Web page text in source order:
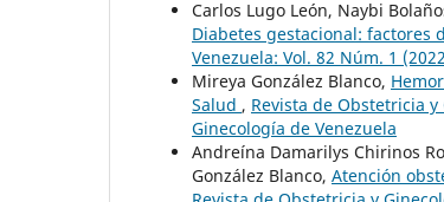
Carlos Lugo León, Naybi
Diabetes gestacional: factores
Venezuela: Vol. 82 Núm. 1
Mireya González Blanco,
Salud , Revista de Obstetricia
Ginecología de Venezuela
Andreína Damarilys Chirinos
González Blanco, Atención